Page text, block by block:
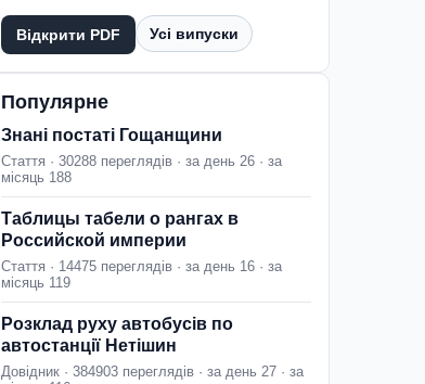
Відкрити PDF Усі випуски
Популярне
Знані постаті Гощанщини
Стаття · 30288 переглядів · за день 26 · за
місяць 188
Таблицы табели о рангах в
Российской империи
Стаття · 14475 переглядів · за день 16 · за
місяць 119
Розклад руху автобусів по
автостанції Нетішин
Довідник · 384903 переглядів · за день 27 · за